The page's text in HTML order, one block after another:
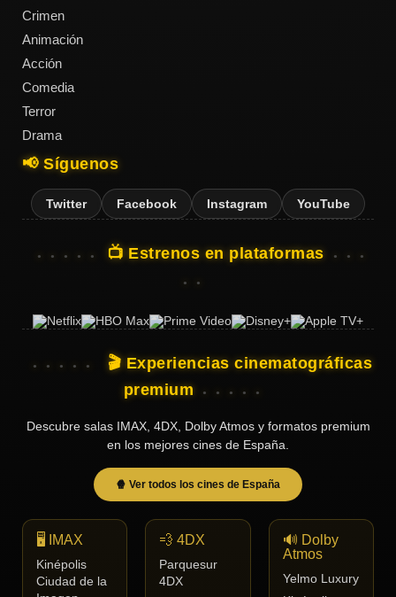
Crimen
Animación
Acción
Comedia
Terror
Drama
📢 Síguenos
Twitter Facebook Instagram YouTube
📺 Estrenos en plataformas
🎬 Experiencias cinematográficas
premium
Descubre salas IMAX, 4DX, Dolby Atmos y formatos premium
en los mejores cines de España.
🍿 Ver todos los cines de España
🖥️ IMAX
Kinépolis
Ciudad de la
💨 4DX
Parquesur
4DX
🔊 Dolby
Atmos
Yelmo Luxury